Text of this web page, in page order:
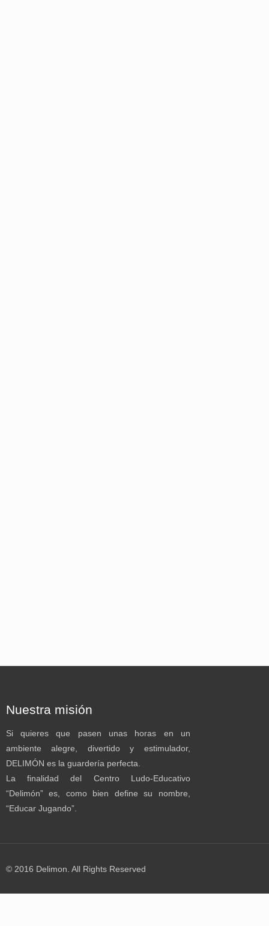
Nuestra misión
Si quieres que pasen unas horas en un
ambiente alegre, divertido y estimulador,
DELIMÓN es la guardería perfecta.
La finalidad del Centro Ludo-Educativo
“Delimón” es, como bien define su nombre,
“Educar Jugando”.
© 2016 Delimon. All Rights Reserved